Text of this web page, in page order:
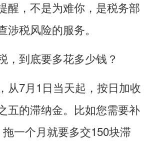
醒，不是为难你，是税务部
涉税风险的服务。
到底要多花多少钱？
7月1日当天起，按日加收
五的滞纳金。比如您需要补
一个月就要多交150块滞